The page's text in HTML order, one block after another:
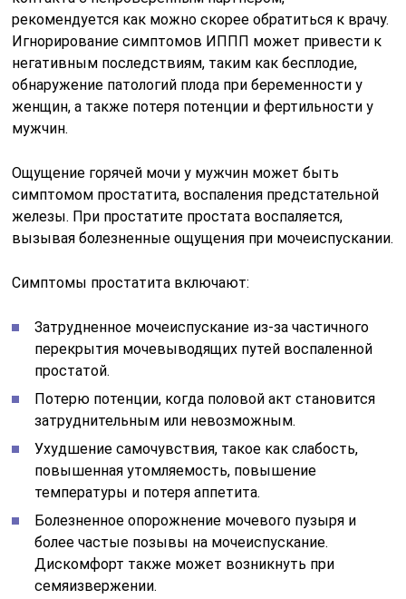
рекомендуется как можно скорее обратиться к врачу.
Игнорирование симптомов ИППП может привести к
негативным последствиям, таким как бесплодие,
обнаружение патологий плода при беременности у
женщин, а также потеря потенции и фертильности у
мужчин.
Ощущение горячей мочи у мужчин может быть
симптомом простатита, воспаления предстательной
железы. При простатите простата воспаляется,
вызывая болезненные ощущения при мочеиспускании.
Симптомы простатита включают:
Затрудненное мочеиспускание из-за частичного
перекрытия мочевыводящих путей воспаленной
простатой.
Потерю потенции, когда половой акт становится
затруднительным или невозможным.
Ухудшение самочувствия, такое как слабость,
повышенная утомляемость, повышение
температуры и потеря аппетита.
Болезненное опорожнение мочевого пузыря и
более частые позывы на мочеиспускание.
Дискомфорт также может возникнуть при
семяизвержении.